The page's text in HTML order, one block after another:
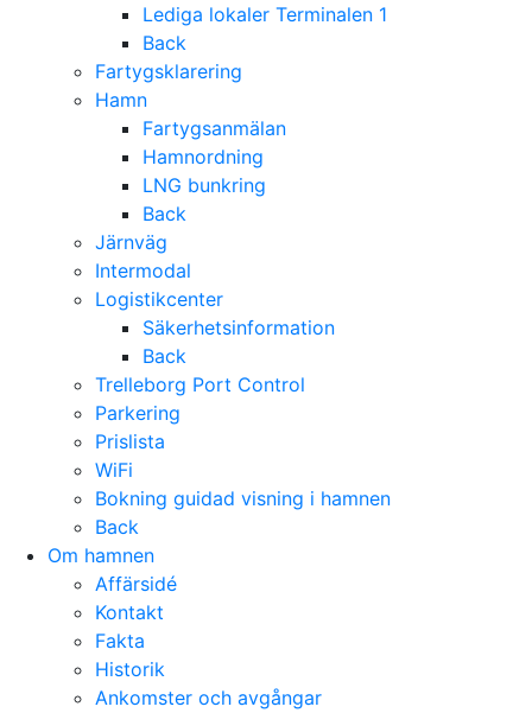
Lediga lokaler Terminalen 1
Back
Fartygsklarering
Hamn
Fartygsanmälan
Hamnordning
LNG bunkring
Back
Järnväg
Intermodal
Logistikcenter
Säkerhetsinformation
Back
Trelleborg Port Control
Parkering
Prislista
WiFi
Bokning guidad visning i hamnen
Back
Om hamnen
Affärsidé
Kontakt
Fakta
Historik
Ankomster och avgångar